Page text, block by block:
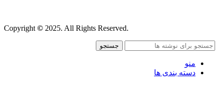
Copyright© 2025. All Rights Reserved.
جستجو
منو
دسته بندی ها